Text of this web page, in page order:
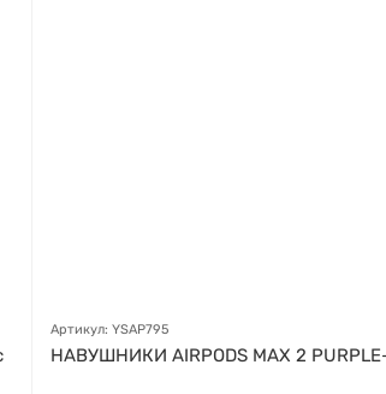
Артикул: YSAP795
НАВУШНИКИ AIRPODS MAX 2